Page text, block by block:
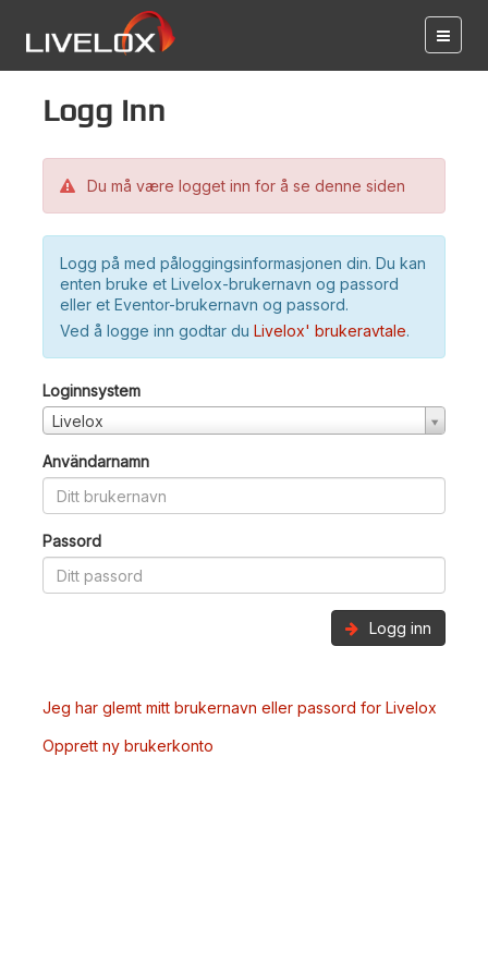
Logg inn
Du må være logget inn for å se denne siden
Logg på med påloggingsinformasjonen din. Du kan
enten bruke et Livelox-brukernavn og passord
eller et Eventor-brukernavn og passord.
Ved å logge inn godtar du Livelox' brukeravtale.
Loginnsystem
Livelox
Användarnamn
Passord
Logg inn
Jeg har glemt mitt brukernavn eller passord for Livelox
Opprett ny brukerkonto